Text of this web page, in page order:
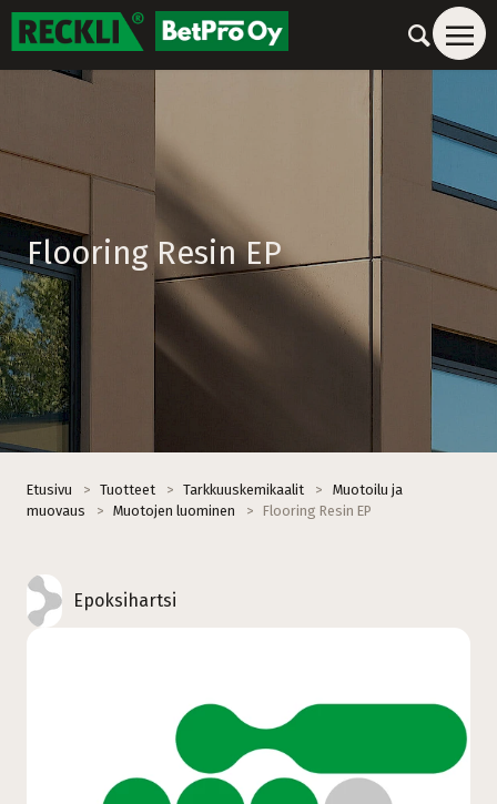
Flooring Resin EP
Etusivu > Tuotteet > Tarkkuuskemikaalit >
Muotoilu ja
muovaus
> Muotojen luominen > Flooring Resin EP
Epoksihartsi